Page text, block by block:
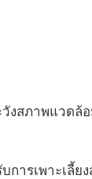
งสภาพแวดล้
ารเพาะเลี้